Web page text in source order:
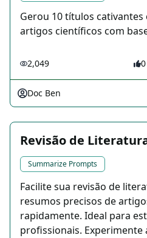
Gerou 10 títulos cativantes
artigos científicos com
2,049 0
Doc Ben
Revisão de
Summarize Prompts
Facilite sua revisão de
resumos precisos de
rapidamente. Ideal para
profissionais. Experimente